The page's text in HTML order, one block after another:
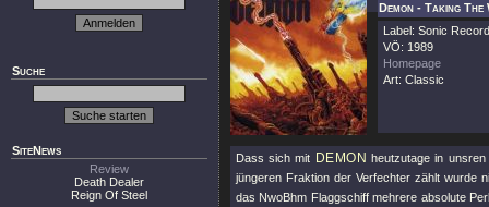
Suche
SiteNews
Review
Death Dealer
Reign Of Steel
Demon - Taking
Label: Sonic
VÖ: 1989
Homepage
Art: Classic
Dass sich mit DEMON heutzutage in
jüngeren Fraktion der Verfechter zählt wurde
das NwoBhm Flaggschiff mehrere absolute